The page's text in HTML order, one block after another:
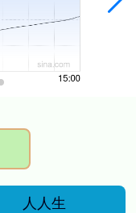
人人生